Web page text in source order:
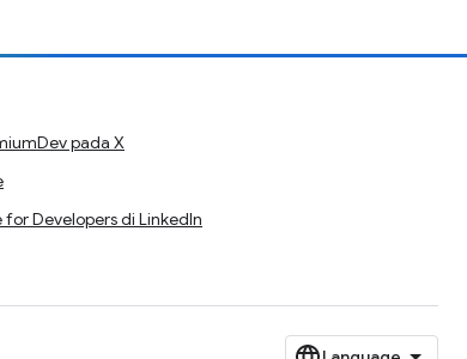
pada X
for Developers di LinkedIn